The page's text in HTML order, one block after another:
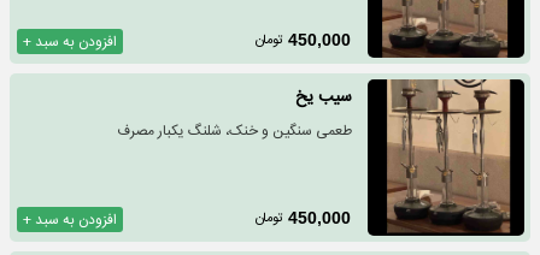
افزودن به سبد + 450,000 تومان
سیب یخ
طعمی سنگین و خنک، شلنگ یکبار مصرف
افزودن به سبد + 450,000 تومان